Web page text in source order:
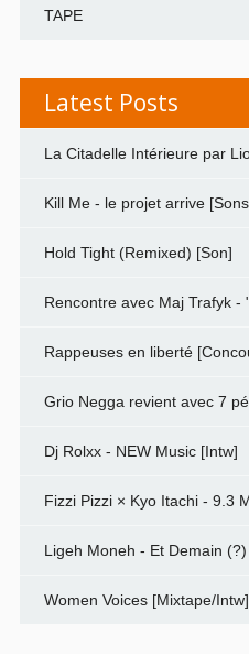
TAPE
Latest Posts
La Citadelle Intérieure par
Kill Me - le projet arrive
Hold Tight (Remixed) [Son]
Rencontre avec Maj Trafyk -
Rappeuses en liberté
Grio Negga revient avec 7
Dj Rolxx - NEW Music [Intw]
Fizzi Pizzi × Kyo Itachi - 9.3
Ligeh Moneh - Et Demain
Women Voices [Mixtape/Intw]